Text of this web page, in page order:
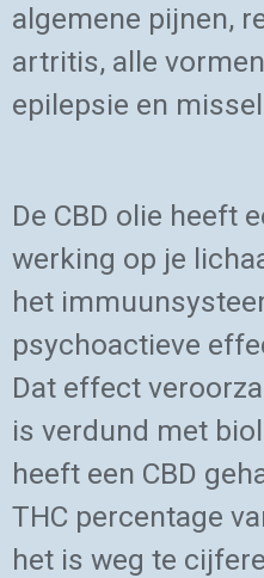
algemene pijnen,
artritis, alle
epilepsie en
De CBD olie heeft
werking op je
het
psychoactieve
Dat effect
is verdund met
heeft een CBD
THC percentage
het is weg te